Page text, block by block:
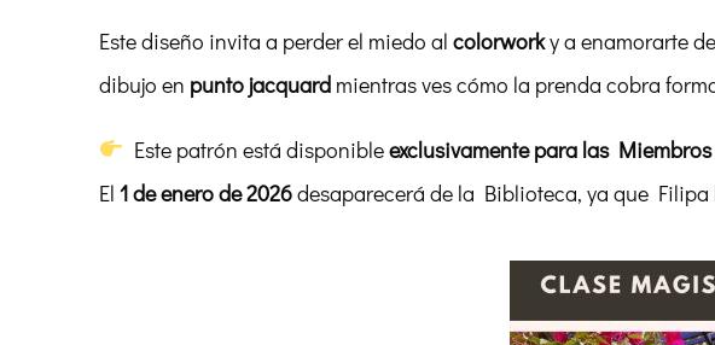
Este diseño invita a perder el miedo al colorworky a enamorarte
dibujo en punto jacquard mientras ves cómo la prenda cobra
Este patrón está disponibleexclusivamente para las
El 1 de enero de 2026desaparecerá de la Biblioteca, ya que